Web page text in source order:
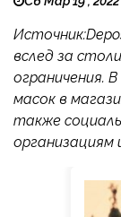
вслед за
ограничения.
масок в
также
организациям